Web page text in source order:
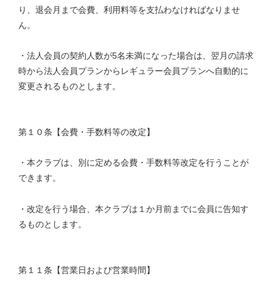
り、退会月まで会費、利用料等を支払わなければなりませ
ん。
・法人会員の契約人数が5名未満になった場合は、翌月の請求
時から法人会員プランからレギュラー会員プランへ自動的に
変更されるものとします。
第１０条【会費・手数料等の改定】
・本クラブは、別に定める会費・手数料等改定を行うことが
できます。
・改定を行う場合、本クラブは１か月前までに会員に告知す
るものとします。
第１１条【営業日および営業時間】